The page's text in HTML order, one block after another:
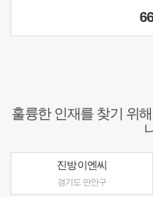
훌륭한 인재를 찾기 위
진방이엔씨
경기도 만안구